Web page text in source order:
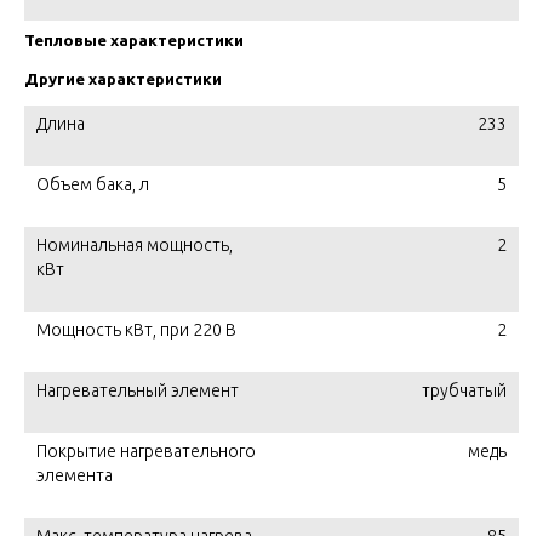
Тепловые характеристики
Другие характеристики
Длина 233
Объем бака, л 5
Номинальная мощность,
кВт
2
Мощность кВт, при 220 В 2
Нагревательный элемент трубчатый
Покрытие нагревательного
элемента
медь